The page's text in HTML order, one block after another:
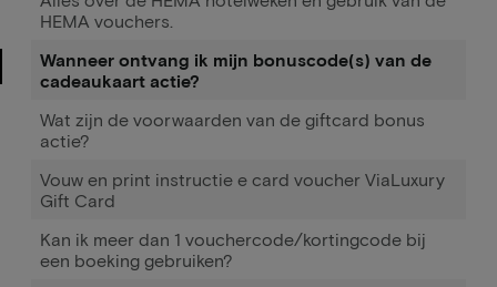
HEMA vouchers.
Wanneer ontvang ik mijn bonuscode(s) van de
cadeaukaart actie?
Wat zijn de voorwaarden van de giftcard bonus
actie?
Vouw en print instructie e card voucher ViaLuxury
Gift Card
Kan ik meer dan 1 vouchercode/kortingcode bij
een boeking gebruiken?